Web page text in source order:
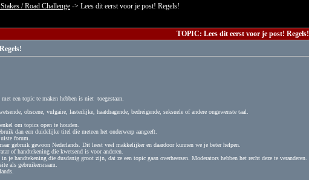
/ Road Challenge -> Lees dit eerst voor je post! Regels!
TOPIC: Lees dit eerst voor je post! Regels!
een topic te maken hebben is niet toegestaan.
obscene, vulgaire, lasterlijke, haatdragende, bedreigende, seksuele of andere ongewenste taal.
om topics open te houden.
dan een duidelijke titel die meteen het onderwerp aangeeft.
forum.
gebruik gewoon Nederlands. Dit leest veel makkelijker en daardoor kunnen we je beter helpen.
of handtekening die kwetsend is voor anderen.
je handtekening die dusdanig groot zijn, dat ze een topic gaan overheersen. Moderators hebben het recht deze te veranderen.
als gebruikersnaam.